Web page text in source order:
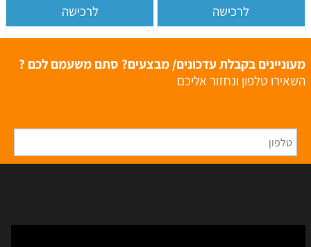
לרכישה
לרכישה
מעוניינים בקבלת עדכונים/ מבצעים? סתם משעמם לכם ?
השאירו טלפון ונחזור אליכם